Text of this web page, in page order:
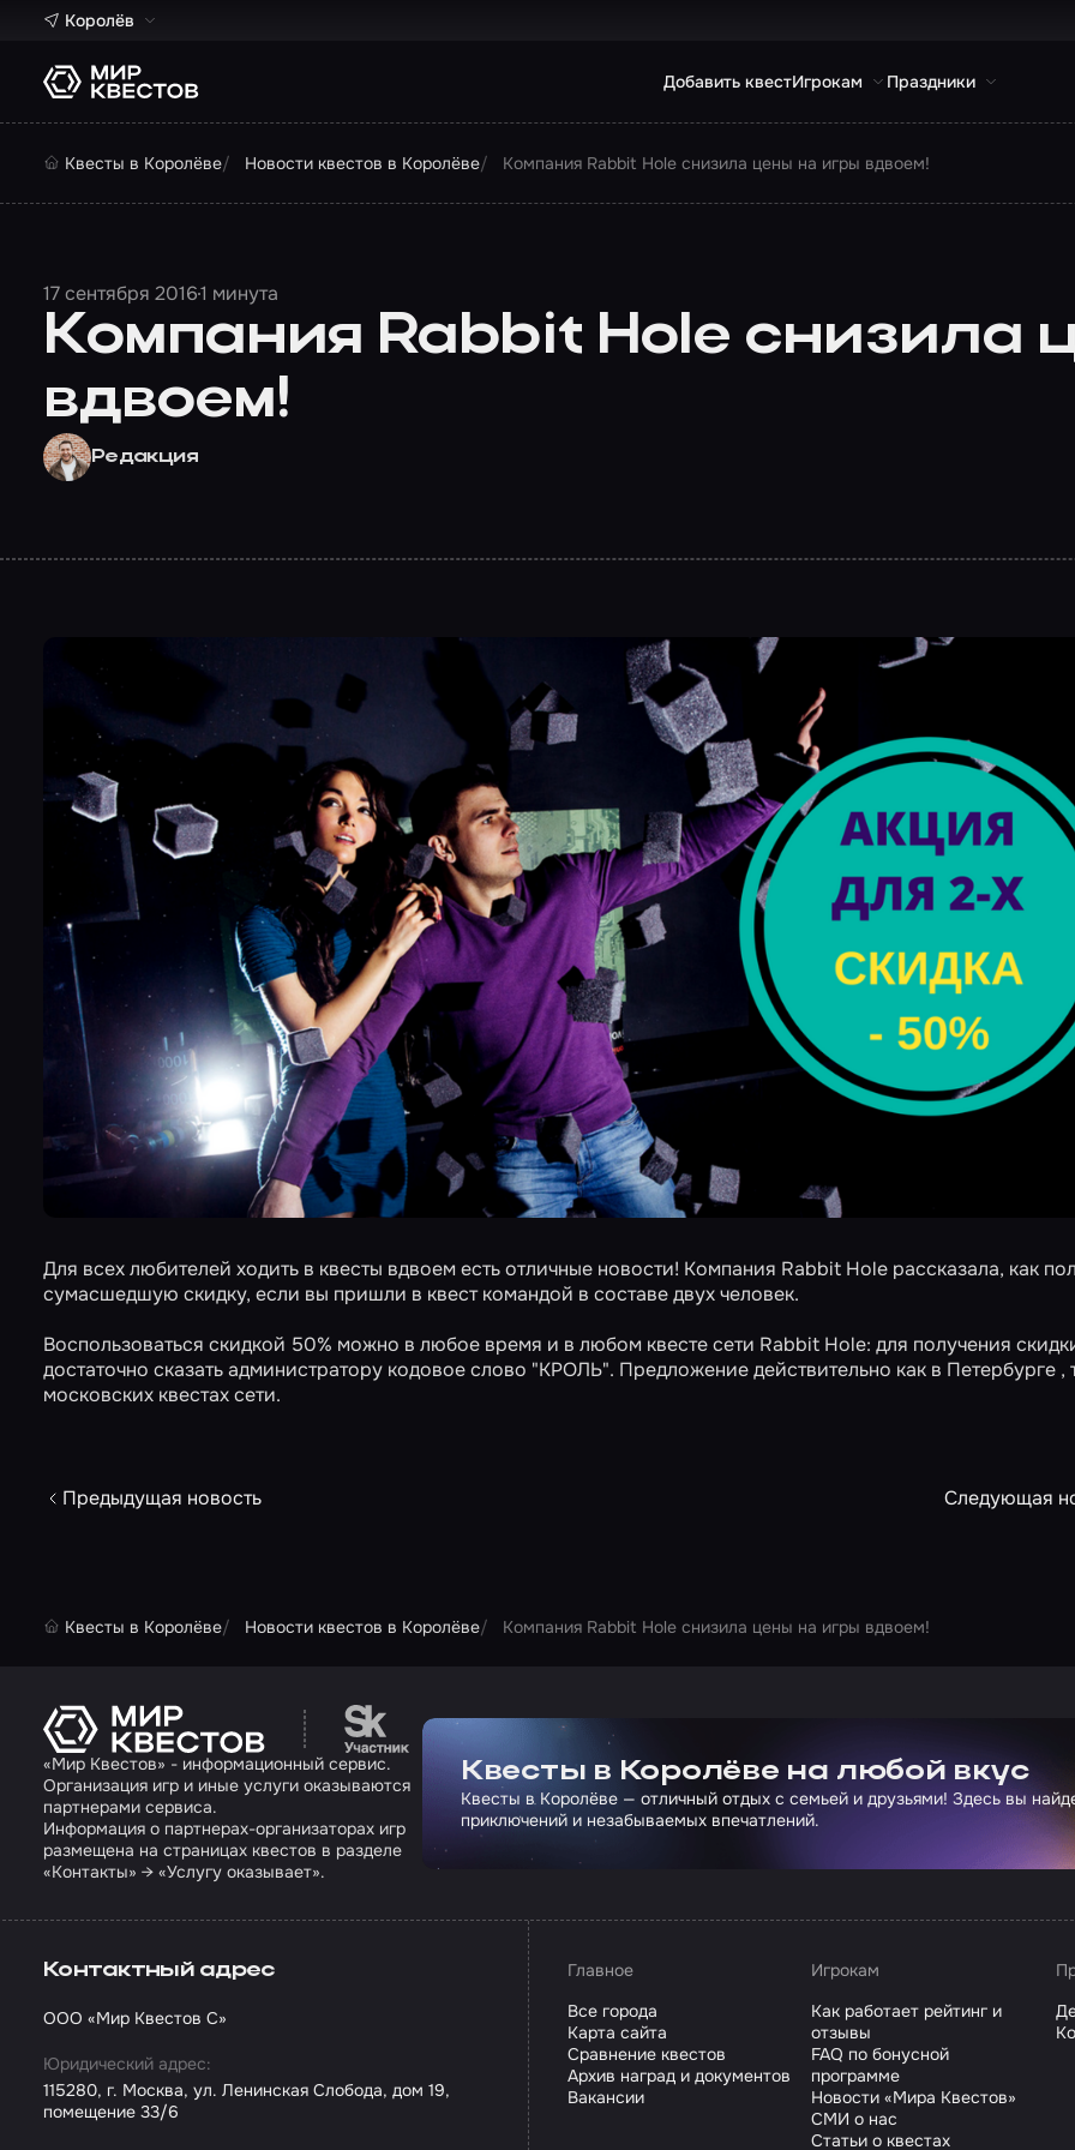
Королёв
Добавить квестИгрокам Праздники
Квесты в Королёве Новости квестов в Королёве Компания Rabbit Hole снизила цены на игры вдвоем!
17 сентября 20161 минута
Компания Rabbit Hole снизила
вдвоем!
Редакция
Для всех любителей ходить в квесты вдвоем есть отличные новости! Компания Rabbit Hole рассказала, как
сумасшедшую скидку, если вы пришли в квест командой в составе двух человек.
Воспользоваться скидкой 50% можно в любое время и в любом квесте сети Rabbit Hole: для получения
достаточно сказать администратору кодовое слово "КРОЛЬ". Предложение действительно как в Петербурге ,
московских квестах сети.
Предыдущая новость Следующая
Квесты в Королёве Новости квестов в Королёве Компания Rabbit Hole снизила цены на игры вдвоем!
Перейти на сайт партнера Сколково
«Мир Квестов» - информационный сервис.
Организация игр и иные услуги оказываются
партнерами сервиса.
Информация о партнерах-организаторах игр
размещена на страницах квестов в разделе
«Контакты» → «Услугу оказывает».
Квесты в Королёве на любой вкус
Квесты в Королёве — отличный отдых с семьей и друзьями! Здесь вы
приключений и незабываемых впечатлений.
Контактный адрес
ООО «Мир Квестов С»
Юридический адрес:
115280, г. Москва, ул. Ленинская Слобода, дом 19,
помещение 33/6
Главное
Все города
Карта сайта
Сравнение квестов
Архив наград и документов
Вакансии
Игрокам
Как работает рейтинг и
отзывы
FAQ по бонусной
программе
Новости «Мира Квестов»
СМИ о нас
Статьи о квестах